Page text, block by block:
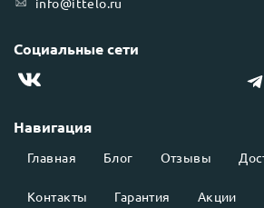
Навигация
Главная Блог Отзывы
Контакты Гарантия Акции
Социальные сети